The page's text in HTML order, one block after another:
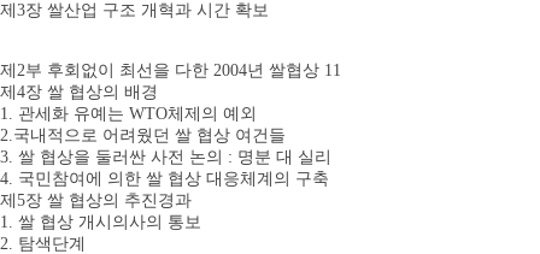
제3장 쌀산업 구조 개혁과 시간 확보
제2부 후회없이 최선을 다한 2004년 쌀협상 11
제4장 쌀 협상의 배경
1. 관세화 유예는 WTO체제의 예외
2.국내적으로 어려웠던 쌀 협상 여건들
3. 쌀 협상을 둘러싼 사전 논의 : 명분 대 실리
4. 국민참여에 의한 쌀 협상 대응체계의 구축
제5장 쌀 협상의 추진경과
1. 쌀 협상 개시의사의 통보
2. 탐색단계